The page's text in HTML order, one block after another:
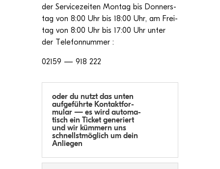
der Ser­vice­zei­ten Mon­tag bis Don­ners­
tag von 8:00 Uhr bis 18:00 Uhr, am Frei­
tag von 8:00 Uhr bis 17:00 Uhr unter
der Telefonnummer :
02159 — 918 222
oder du nutzt das unten
auf­ge­führte Kon­takt­for­
mu­lar — es wird auto­ma­
tisch ein Ticket gene­riert
und wir küm­mern uns
schnellst­mög­lich um dein
Anliegen